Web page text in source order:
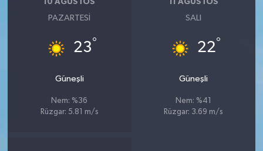
10 AĞUSTOS
PAZARTESI
23°
Güneşli
Nem: %36
Rüzgar: 5.81 m/s
11 AĞUSTOS
SALI
22°
Güneşli
Nem: %41
Rüzgar: 3.69 m/s